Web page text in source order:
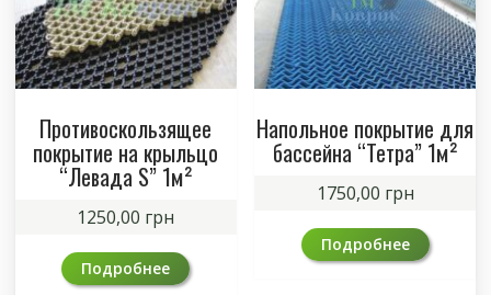
Противоскользящее
покрытие на крыльцо
“Левада S” 1м²
1250,00 грн
Подробнее
Напольное покрытие для
бассейна “Тетра” 1м²
1750,00 грн
Подробнее